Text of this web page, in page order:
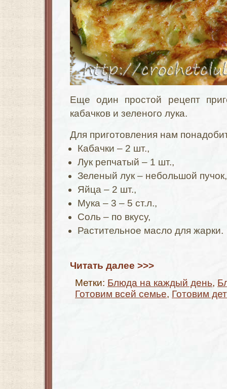
Еще один простой рецепт
кабачков и зеленого лука.
Для приготовления нам
Кабачки – 2 шт.,
Лук репчатый – 1 шт.,
Зеленый лук – небольшой пучок,
Яйца – 2 шт.,
Мука – 3 – 5 ст.л.,
Соль – по вкусу,
Растительное масло для жарки.
Читать далее >>>
Метки: Блюда на каждый день,
Готовим всей семье, Готовим